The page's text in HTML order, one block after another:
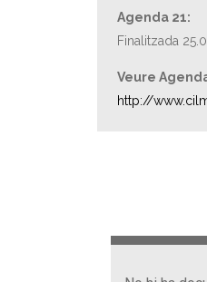
Agenda 21:
Finalitzada
Veure
http://